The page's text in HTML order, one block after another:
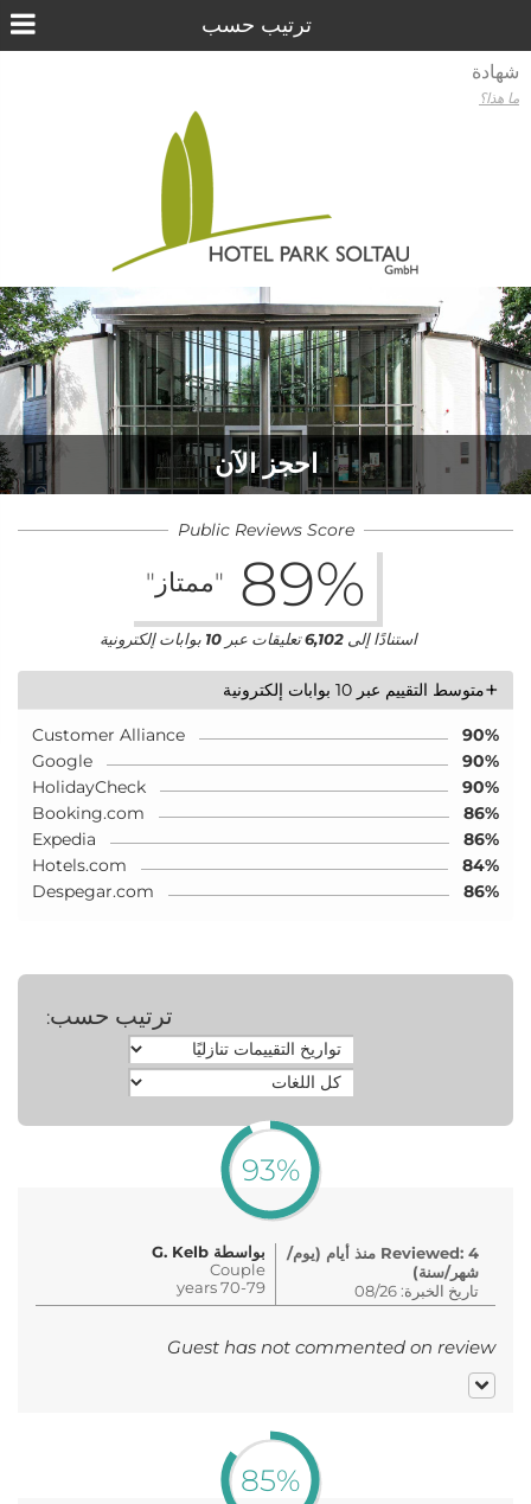
احجز الآن
Public Reviews Score
89% "ممتاز"
استنادًا إلى6,102تعليقات عبر10 بوابات إلكترونية
+متوسط التقييم عبر 10 بوابات إلكترونية
Customer Alliance
90%
Google
90%
HolidayCheck
90%
Booking.com
86%
Expedia
86%
Hotels.com
84%
Despegar.com
86%
ترتيب حسب:
93%
بواسطة G. Kelb
Couple
70-79 years
Reviewed: 4 منذ أيام (يوم/
شهر/سنة)
تاريخ الخبرة: 08/26
Guest has not commented on review
85%
شهادة
ما هذا؟